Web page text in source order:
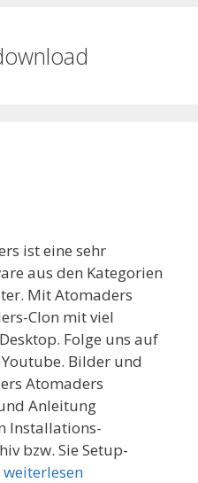
ist eine sehr
aus den Kategorien
Mit Atomaders
Clon mit viel
Folge uns auf
Bilder und
Atomaders
Anleitung
Installations-
bzw. Sie Setup-
weiterlesen